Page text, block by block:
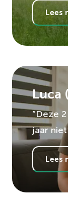
Lees
Luca (
“Deze
jaar
Lees